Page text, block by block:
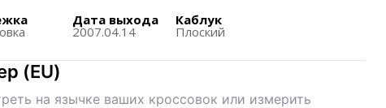
Дата выхода
2007.04.14
Каблук
Плоский
(EU)
на язычке ваших кроссовок или измерить